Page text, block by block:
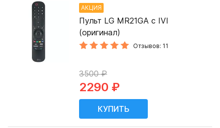
АКЦИЯ
Пульт LG MR21GA с IVI
(оригинал)
Отзывов: 11
3500 ₽
2290 ₽